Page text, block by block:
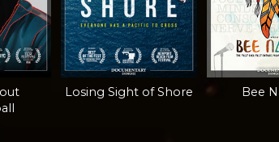
Losing Sight of Shore Bee